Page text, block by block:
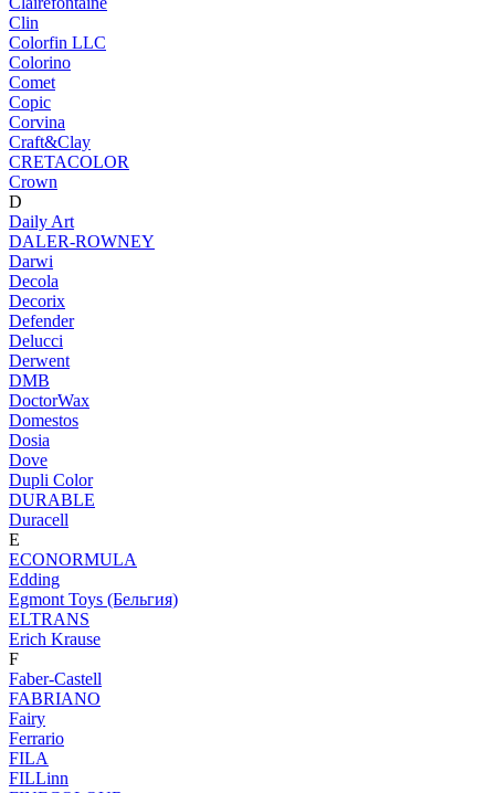
Clin
Colorfin LLC
Colorino
Comet
Copic
Corvina
Craft&Clay
CRETACOLOR
Crown
D
Daily Art
DALER-ROWNEY
Darwi
Decola
Decorix
Defender
Delucci
Derwent
DMB
DoctorWax
Domestos
Dosia
Dove
Dupli Color
DURABLE
Duracell
E
ECONORMULA
Edding
Egmont Toys (Бельгия)
ELTRANS
Erich Krause
F
Faber-Castell
FABRIANO
Fairy
Ferrario
FILA
FILLinn